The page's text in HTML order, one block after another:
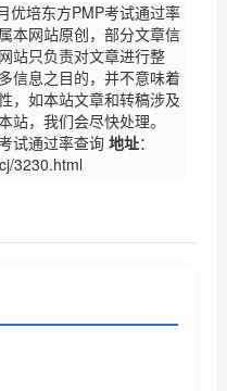
优培东方PMP考试通过率
本网站原创，部分文章信
站只负责对文章进行整
信息之目的，并不意味着
，如本站文章和转稿涉及
站，我们会尽快处理。
试通过率查询 地址：
3230.html
试成绩出来了
成绩出来了